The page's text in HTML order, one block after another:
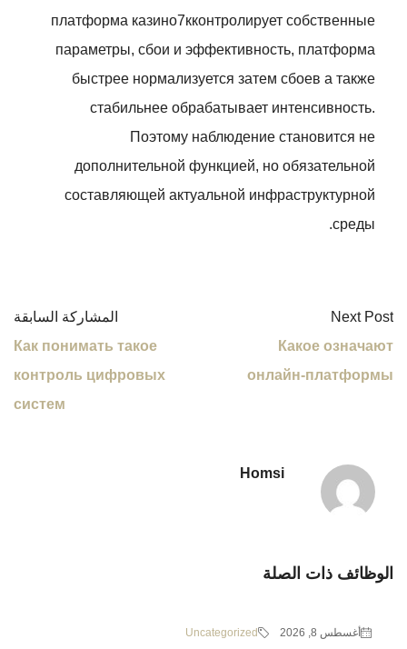
платформа казино7кконтролирует собственные
параметры, сбои и эффективность, платформа
быстрее нормализуется затем сбоев а также
стабильнее обрабатывает интенсивность.
Поэтому наблюдение становится не
дополнительной функцией, но обязательной
составляющей актуальной инфраструктурной
среды.
المشاركة السابقة
Как понимать такое
контроль цифровых
систем
Next Post
Какое означают
онлайн-платформы
Homsi
الوظائف ذات الصلة
أغسطس 8, 2026 Uncategorized